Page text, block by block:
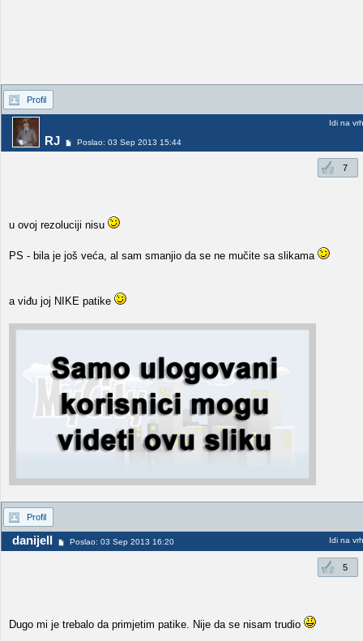
Profil
RJ Poslao: 03 Sep 2013 15:44
Idi na vrh
7
u ovoj rezoluciji nisu
PS - bila je još veća, al sam smanjio da se ne mučite sa slikama
a viđu joj NIKE patike
Profil
danijell Poslao: 03 Sep 2013 16:20 Idi na vrh
5
Dugo mi je trebalo da primjetim patike. Nije da se nisam trudio